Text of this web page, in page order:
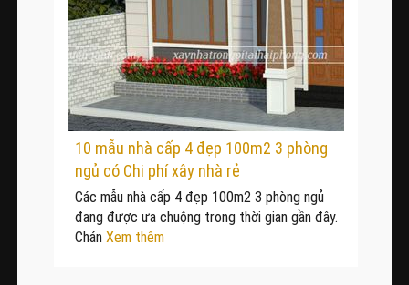
10 mẫu nhà cấp 4 đẹp 100m2 3 phòng
ngủ có Chi phí xây nhà rẻ
Các mẫu nhà cấp 4 đẹp 100m2 3 phòng ngủ
đang được ưa chuộng trong thời gian gần đây.
Chán Xem thêm